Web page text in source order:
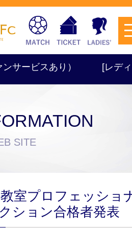
アクセス
ビスあり） [レディー
SITE
室プロフェッショ
ション合格者発表